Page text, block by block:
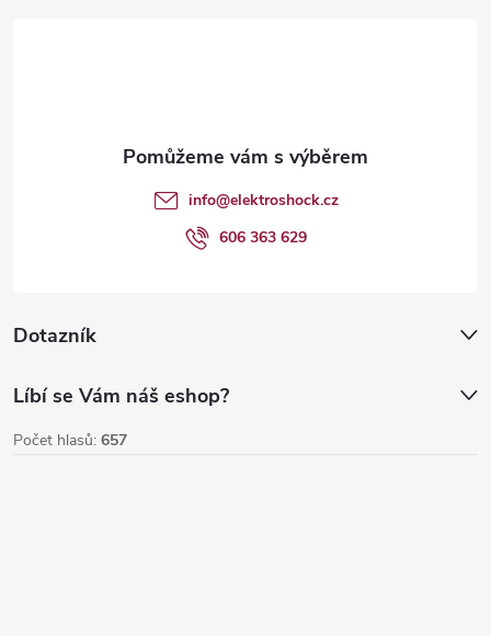
s
u
info@elektroshock.cz
606 363 629
Dotazník
Líbí se Vám náš eshop?
Počet hlasů: 657